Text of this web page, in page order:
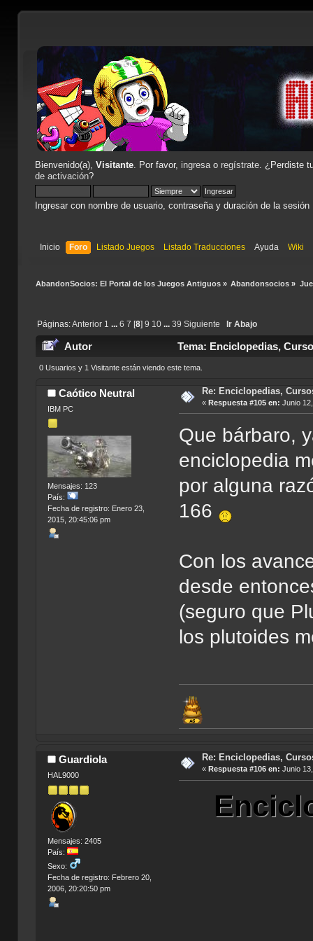
Bienvenido(a), Visitante. Por favor, ingresao regístrate. ¿Perdiste
de activación?
Ingresar con nombre de usuario, contraseña y duración de la sesión
Inicio Foro Listado Juegos Listado Traducciones Ayuda Wiki
AbandonSocios: El Portal de los Juegos Antiguos» Abandonsocios »
Páginas:Anterior 1 ... 6 7 [8] 9 10 ... 39 Siguiente Ir Abajo
Autor Tema: Enciclopedias,
0 Usuarios y 1 Visitante están viendo este tema.
Caótico Neutral
IBM PC
Mensajes: 123
País:
Fecha de registro: Enero 23,
2015, 20:45:06 pm
Re: Enciclopedias,
« Respuesta #105 en: Junio
Que bárbaro,
enciclopedia
por alguna
166
Con los
desde
(seguro que
los plutoides
Guardiola
HAL9000
Mensajes: 2405
País:
Sexo:
Fecha de registro: Febrero 20,
2006, 20:20:50 pm
Re: Enciclopedias,
« Respuesta #106 en: Junio